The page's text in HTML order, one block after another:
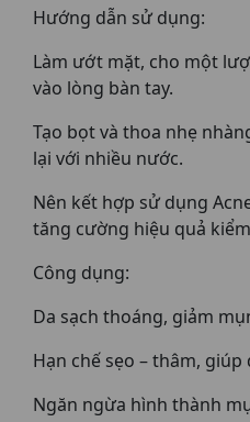
Hướng dẫn sử dụng:
Làm ướt mặt, cho một
vào lòng bàn tay.
Tạo bọt và thoa nhẹ
lại với nhiều nước.
Nên kết hợp sử dụng
tăng cường hiệu quả
Công dụng:
Da sạch thoáng, giảm
Hạn chế sẹo – thâm, giúp
Ngăn ngừa hình thành